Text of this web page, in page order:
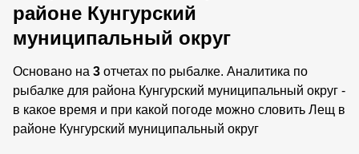
районе Кунгурский
муниципальный округ
Основано на 3 отчетах по рыбалке. Аналитика по
рыбалке для района Кунгурский муниципальный округ -
в какое время и при какой погоде можно словить Лещ в
районе Кунгурский муниципальный округ